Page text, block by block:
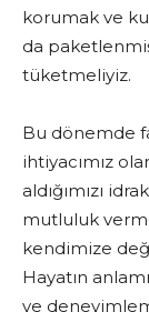
korumak ve
da
tüketmeliyiz.
Bu dönemde
ihtiyacımız
aldığımızı
mutluluk
kendimize
Hayatın
ve